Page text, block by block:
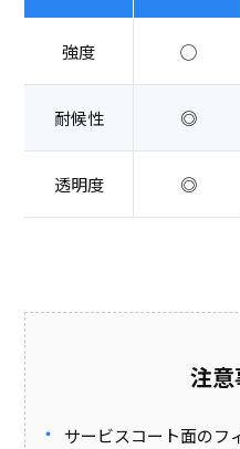
強度 ◯
耐候性 ◎
透明度 ◎
注
サービスコート面のフ